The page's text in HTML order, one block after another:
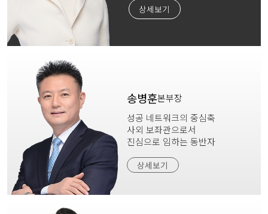
상세보기
송병훈본부장
성공 네트워크의 중심축
사외 보좌관으로서
진심으로 임하는 동반자
상세보기